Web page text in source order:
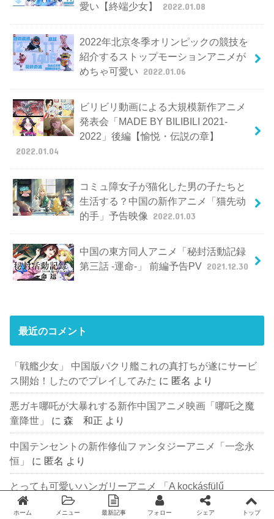
愛い【終端少女】
2022.01.08
2022年北京冬季オリンピックの競技を
紹介するストップモーションアニメが
めちゃ可愛い 2022.01.06
ビリビリ動画による大規模新作アニメ
発表会「MADE BY BILIBILI 2021-
2022」後編【愉悦・伝説の章】
2022.01.04
コミュ障女子が猫化した男の子たちと
生活する？中国の新作アニメ「猫先动
的手」予告映像
2022.01.03
中国の東方同人アニメ「秘封活動記録
第三話 -運命-」 前編予告PV 2021.12.30
最近のコメント
「戦艦少女」 中国版パクリ艦これの真打ちが遂にサービ
ス開始！したのでプレイしてみた に 匿名 より
悪ガキ哪吒が大暴れする新作中国アニメ映画「哪吒之魔
童降世」
に森 和正 より
中国テンセントの新作修仙ファンタジーアニメ「一念永
恒」
に 匿名 より
とっても可愛いハンガリーアニメ 「A kockásfülű
nyúl（耳がチェック柄のうさぎ）」が最高です
小動物
好きより
ホーム メニュー 最新記事 フォロー シェア トップ
Twitter facebook